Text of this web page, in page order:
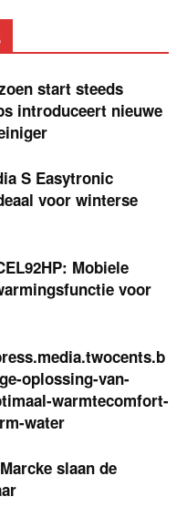
start steeds
introduceert nieuwe
S Easytronic
voor winterse
Mobiele
voor
oplossing-van-
warmtecomfort-
water
slaan de